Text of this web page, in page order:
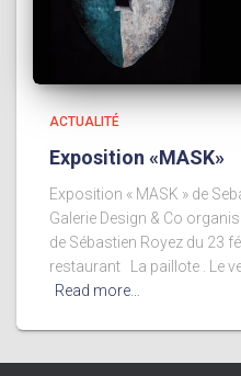
ACTUALITÉ
Exposition «MASK»
Exposition « MASK » de
Galerie Design & Co
de Sébastien Royez du 23
restaurant La paillote . Le
Read more…